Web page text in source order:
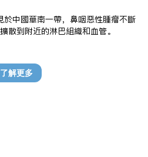
中國華南一帶，鼻咽惡性腫瘤不斷
散到附近的淋巴組織和血管。
了解更多